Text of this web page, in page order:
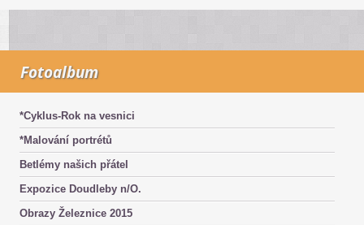
Fotoalbum
*Cyklus-Rok na vesnici
*Malování portrétů
Betlémy našich přátel
Expozice Doudleby n/O.
Obrazy Železnice 2015